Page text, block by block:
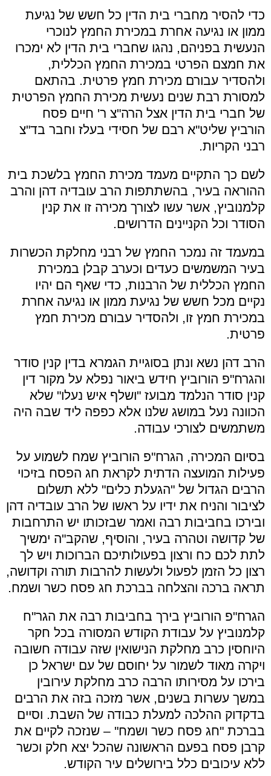
כדי להסיר מחברי בית הדין כל חשש של נגיעת
ממון או נגיעה אחרת במכירת החמץ לנוכרי
הנעשית בפניהם, נהגו שחברי בית הדין לא ימכרו
את חמצם הפרטי במכירת החמץ הכללית,
ולהסדיר עבורם מכירת חמץ פרטית. בהתאם
למסורת רבת שנים נעשית מכירת החמץ הפרטית
של חברי בית הדין אצל הרה"צ ר' חיים פסח
הורביץ שליט"א רבם של חסידי בעלז וחבר בד"צ
רבני הקריות.
לשם כך התקיים מעמד מכירת החמץ בלשכת בית
ההוראה בעיר, בהשתתפות הרב עובדיה דהן והרב
קלמנוביץ, אשר עשו לצורך מכירה זו את קנין
הסודר וכל הקניינים הדרושים.
במעמד זה נמכר החמץ של רבני מחלקת הכשרות
בעיר המשמשים כעדים וכערב קבלן במכירת
החמץ הכללית של הרבנות, כדי שאף הם יהיו
נקיים מכל חשש של נגיעת ממון או נגיעה אחרת
במכירת חמץ זו, ולהסדיר עבורם מכירת חמץ
פרטית.
הרב דהן נשא ונתן בסוגיית הגמרא בדין קנין סודר
והגרח"פ הורוביץ חידש ביאור נפלא על מקור דין
קנין סודר הנלמד מבועז "ושלף איש נעלו" שלא
הכוונה נעל במושג שלנו אלא כפפה ליד שבה היה
משתמשים לצורכי עבודה.
בסיום המכירה, הגרח"פ הורוביץ שמח לשמוע על
פעילות המועצה הדתית לקראת חג הפסח בזיכוי
הרבים הגדול של "הגעלת כלים" ללא תשלום
לציבור והניח את ידיו על ראשו של הרב עובדיה דהן
ובירכו בחביבות רבה ואמר שבזכותו יש התרחבות
של קדושה וטהרה בעיר, והוסיף, שהקב"ה ימשיך
לתת לכם כח ורצון בפעולותיכם הברוכות ויש לך
רצון כל הזמן לפעול ולעשות להרבות תורה וקדושה,
תראה ברכה והצלחה בברכת חג פסח כשר ושמח.
הגרח"פ הורוביץ בירך בחביבות רבה את הגר"ח
קלמנוביץ על עבודת הקודש המסורה בכל חקר
היוחסין כרב מחלקת הנישואין שזה עבודה חשובה
ויקרה מאוד לשמור על יחוסם של עם ישראל כן
בירכו על מסירותו הרבה כרב מחלקת עירובין
במשך עשרות בשנים, אשר מזכה בזה את הרבים
בדקדוק ההלכה למעלת כבודה של השבת. וסיים
בברכת "חג פסח כשר ושמח" – שנזכה לקיים את
קרבן פסח בפעם הראשונה שהכל יצא חלק וכשר
ללא עיכובים כלל בירושלים עיר הקודש.